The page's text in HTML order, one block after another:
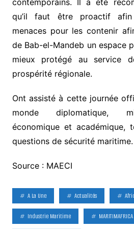
contemporains. Il a été
qu’il faut être proactif afin
menaces pour les contenir
de Bab-el-Mandeb un espace
mieux protégé au service
prospérité régionale.
Ont assisté à cette journée
monde diplomatique,
économique et académique,
questions de sécurité maritime.
Source : MAECI
A La Une Actualités
Industrie Maritime MARITIMAFRICA